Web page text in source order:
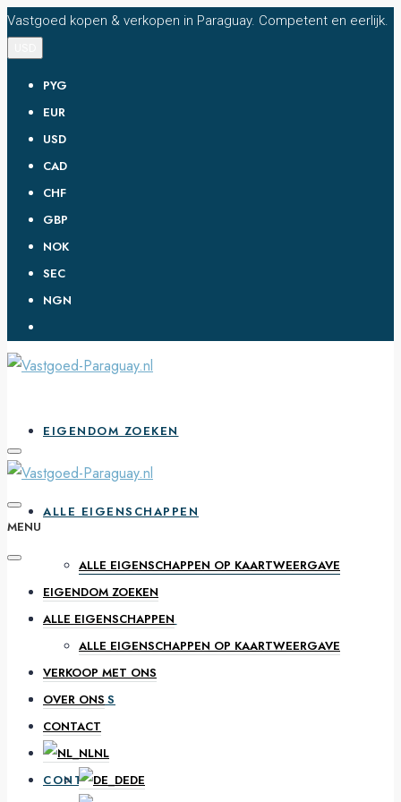
Vastgoed kopen & verkopen in Paraguay. Competent en eerlijk.
PYG
EUR
USD
CAD
CHF
GBP
NOK
SEC
NGN
EIGENDOM ZOEKEN
ALLE EIGENSCHAPPEN
ALLE EIGENSCHAPPEN OP KAARTWEERGAVE
VERKOOP MET ONS
OVER ONS
CONTACT
MENU
EIGENDOM ZOEKEN
ALLE EIGENSCHAPPEN
ALLE EIGENSCHAPPEN OP KAARTWEERGAVE
VERKOOP MET ONS
OVER ONS
CONTACT
NL
DE